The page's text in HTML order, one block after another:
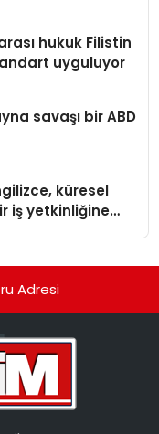
hukuk Filistin
uyguluyor
savaşı bir ABD
küresel
iş yetkinliğine
Adresi